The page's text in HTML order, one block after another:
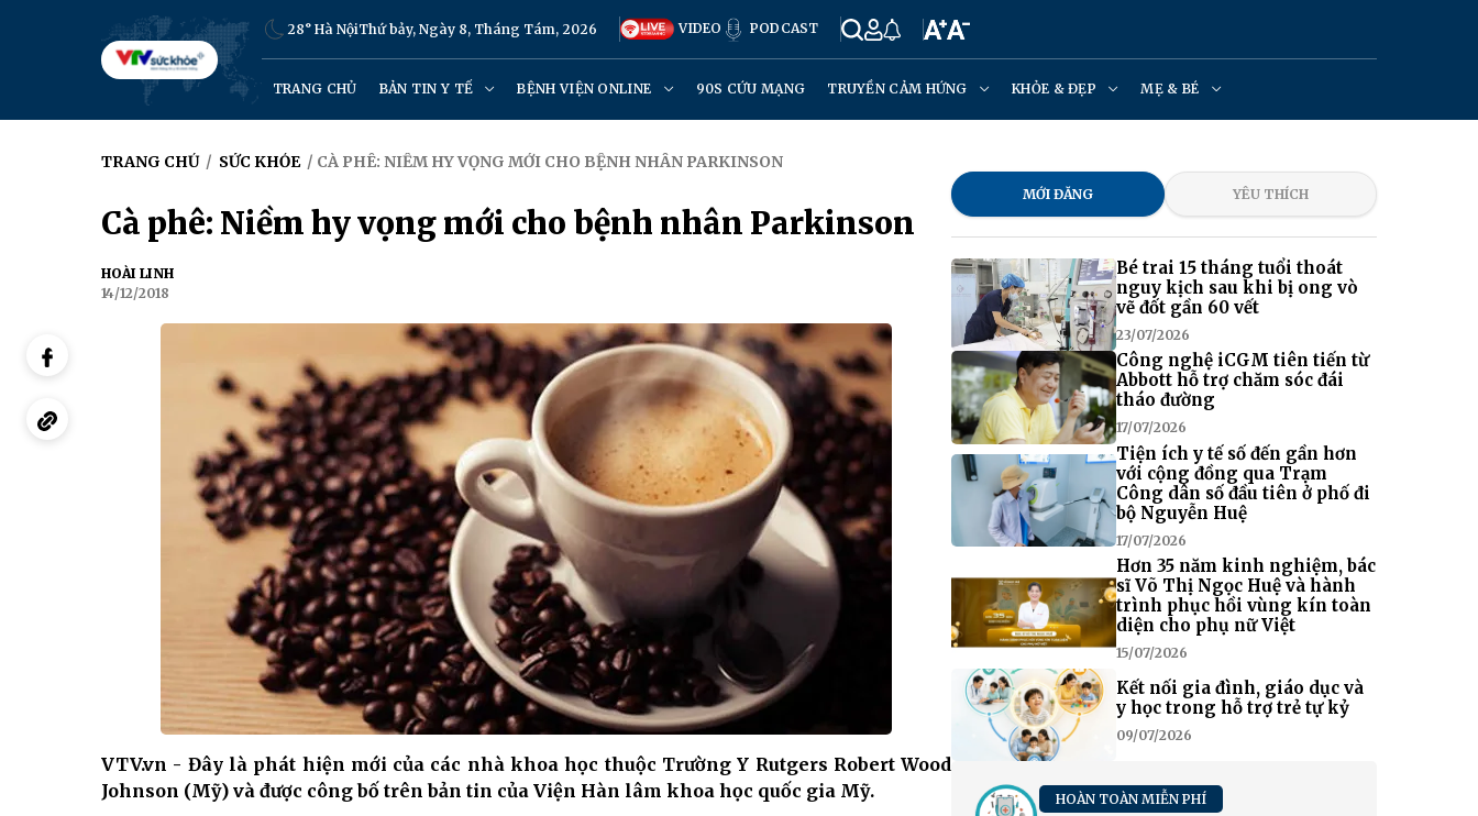
28° Hà NộiThứ bảy, Ngày 8, Tháng Tám, 2026 VIDEO PODCAST
TRANG CHỦ BẢN TIN Y TẾ BỆNH VIỆN ONLINE 90S CỨU MẠNG TRUYỀN CẢM HỨNG KHỎE & ĐẸP MẸ & BÉ
TRANG CHỦ / SỨC KHỎE / CÀ PHÊ: NIỀM HY VỌNG MỚI CHO BỆNH NHÂN PARKINSON
Cà phê: Niềm hy vọng mới cho bệnh nhân Parkinson
HOÀI LINH
14/12/2018
VTV.vn - Đây là phát hiện mới của các nhà khoa học thuộc Trường Y Rutgers Robert Wood
Johnson (Mỹ) và được công bố trên bản tin của Viện Hàn lâm khoa học quốc gia Mỹ.
MỚI ĐĂNG YÊU THÍCH
Bé trai 15 tháng tuổi thoát
nguy kịch sau khi bị ong vò
vẽ đốt gần 60 vết
23/07/2026
Công nghệ iCGM tiên tiến từ
Abbott hỗ trợ chăm sóc đái
tháo đường
17/07/2026
Tiện ích y tế số đến gần hơn
với cộng đồng qua Trạm
Công dân số đầu tiên ở phố đi
bộ Nguyễn Huệ
17/07/2026
Hơn 35 năm kinh nghiệm, bác
sĩ Võ Thị Ngọc Huệ và hành
trình phục hồi vùng kín toàn
diện cho phụ nữ Việt
15/07/2026
Kết nối gia đình, giáo dục và
y học trong hỗ trợ trẻ tự kỷ
09/07/2026
HOÀN TOÀN MIỄN PHÍ